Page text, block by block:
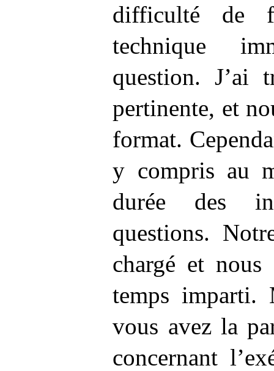
difficulté de
technique
question. J’ai
pertinente, et
format.
y compris au
durée des
questions.
chargé et nous
temps imparti.
vous avez la
concernant